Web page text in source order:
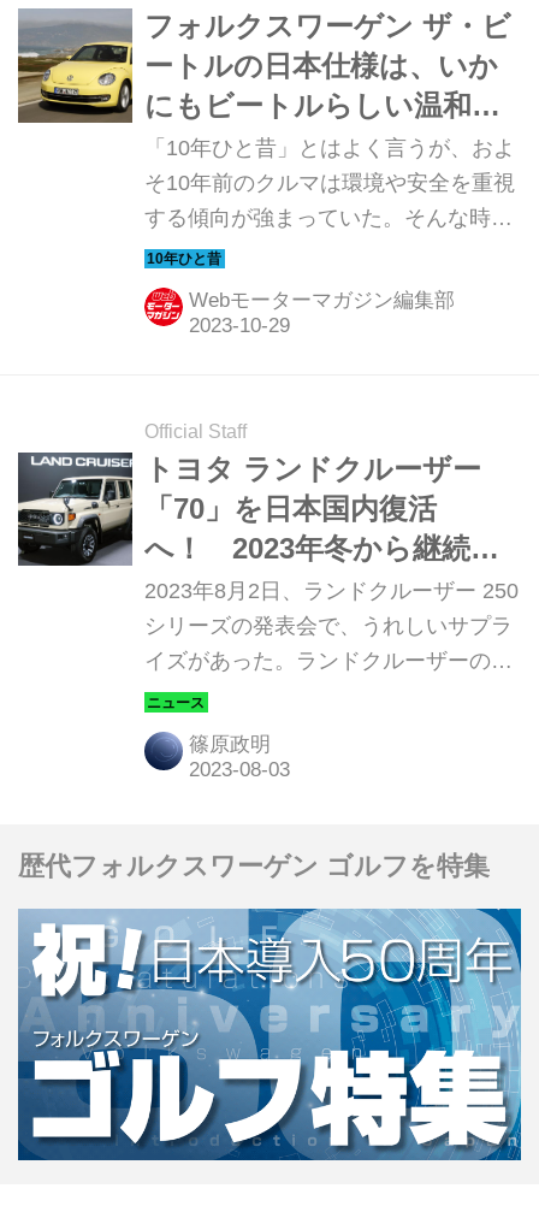
フォルクスワーゲン ザ・ビ
ートルの日本仕様は、いか
にもビートルらしい温和な
クルマだった【10年ひと昔
の新車】
「10年ひと昔」とはよく言うが、およ
そ10年前のクルマは環境や安全を重視
する傾向が強まっていた。そんな時代
のニューモデル試乗記を当時の記事と
写真で紹介していこう。今回は、フォ
ルクスワーゲン ザ・ビートルだ。
Webモーターマガジン編集部
Official Staff
トヨタ ランドクルーザー
「70」を日本国内復活
へ！ 2023年冬から継続販
売モデルとして再導入の予
定
2023年8月2日、ランドクルーザー 250
シリーズの発表会で、うれしいサプラ
イズがあった。ランドクルーザーのヘ
ビーデューティモデルで現在は日本未
発売の「70シリーズ」が、アップデー
トされて日本でも継続販売モデルとし
篠原政明
歴代フォルクスワーゲン ゴルフを特集